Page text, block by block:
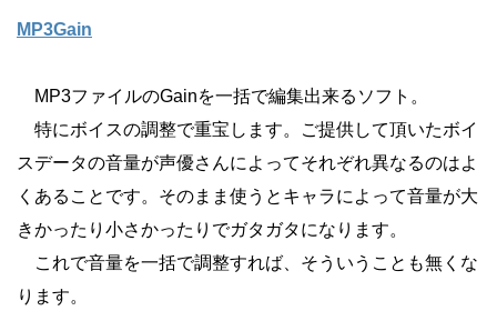
MP3Gain
MP3ファイルのGainを一括で編集出来るソフト。
特にボイスの調整で重宝します。ご提供して頂いたボイ
スデータの音量が声優さんによってそれぞれ異なるのはよ
くあることです。そのまま使うとキャラによって音量が大
きかったり小さかったりでガタガタになります。
これで音量を一括で調整すれば、そういうことも無くな
ります。